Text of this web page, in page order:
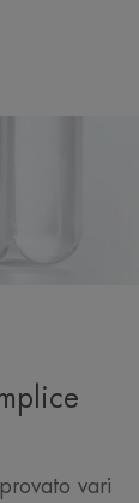
vari